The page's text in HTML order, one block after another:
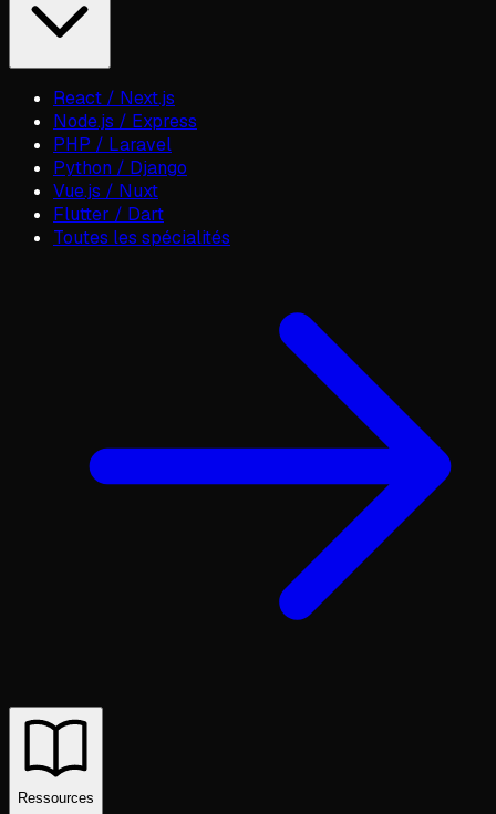
React / Next.js
Node.js / Express
PHP / Laravel
Python / Django
Vue.js / Nuxt
Flutter / Dart
Toutes les spécialités
Ressources